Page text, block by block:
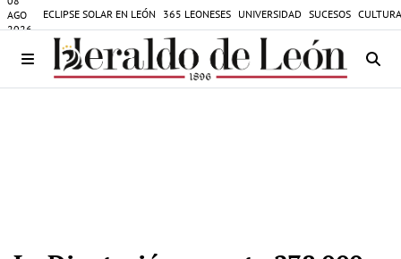
AGO
2026
ECLIPSE SOLAR EN LEÓN 365 LEONESES UNIVERSIDAD SUCESOS